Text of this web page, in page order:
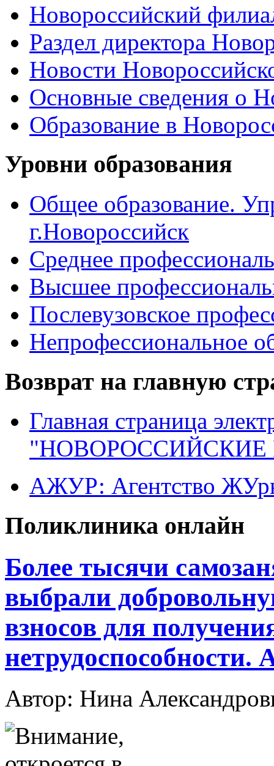
Новороссийский
Раздел директора
Новости
Основные сведения о
Образование в
Уровни образования
Общее образование.
г.Новороссийск
Среднее
Высшее
Послевузовское
Непрофессиональное
Возврат на главную
Главная страница
"НОВОРОССИЙСКИЕ
АЖУР: Агентство
Поликлиника онлайн
Более тысячи
выбрали
взносов для
нетрудоспособности.
Автор: Нина